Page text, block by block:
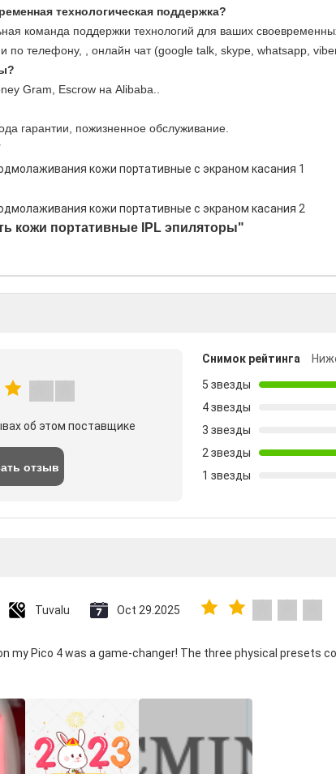
технологическая поддержка?
команда поддержки технологий для ваших
по телефону, , онлайн чат (google talk, skype, whatsapp,
Gram, Escrow на Alibaba..
гарантии, пожизненное обслуживание.
кожи портативные IPL эпиляторы"
об этом поставщике
отзыв
Снимок рейтинга
5 звезды
4 звезды
3 звезды
2 звезды
1 звезды
Tuvalu Oct 29.2025
my Pico 4 was a game-changer! The three physical presets